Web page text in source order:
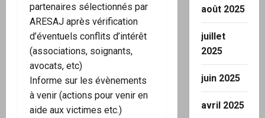
partenaires sélectionnés par
ARESAJ après vérification
d’éventuels conflits d’intérêt
(associations, soignants,
avocats, etc)
Informe sur les évènements
à venir (actions pour venir en
aide aux victimes etc.)
août 2025
juillet
2025
juin 2025
avril 2025